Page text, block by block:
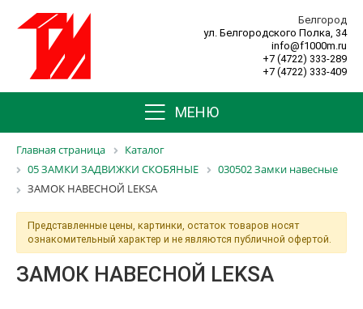
Белгород
ул. Белгородского Полка, 34
info@f1000m.ru
+7 (4722) 333-289
+7 (4722) 333-409
МЕНЮ
Главная страница
Каталог
05 ЗАМКИ ЗАДВИЖКИ СКОБЯНЫЕ
030502 Замки навесные
ЗАМОК НАВЕСНОЙ LEKSA
Представленные цены, картинки, остаток товаров носят
ознакомительный характер и не являются публичной офертой.
ЗАМОК НАВЕСНОЙ LEKSA